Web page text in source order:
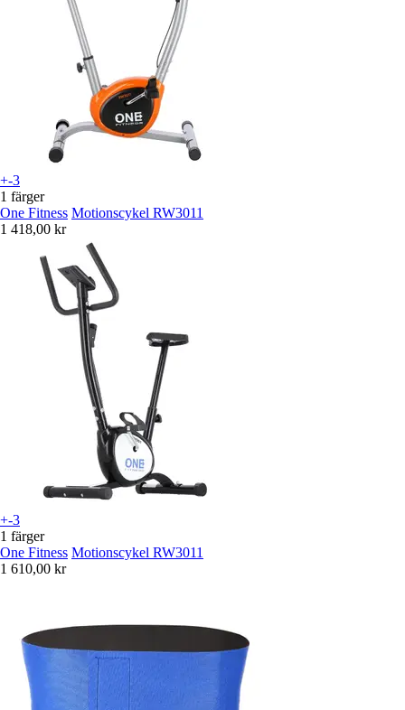
+-3
1 färger
One Fitness Motionscykel RW3011
1 418,00 kr
+-3
1 färger
One Fitness Motionscykel RW3011
1 610,00 kr